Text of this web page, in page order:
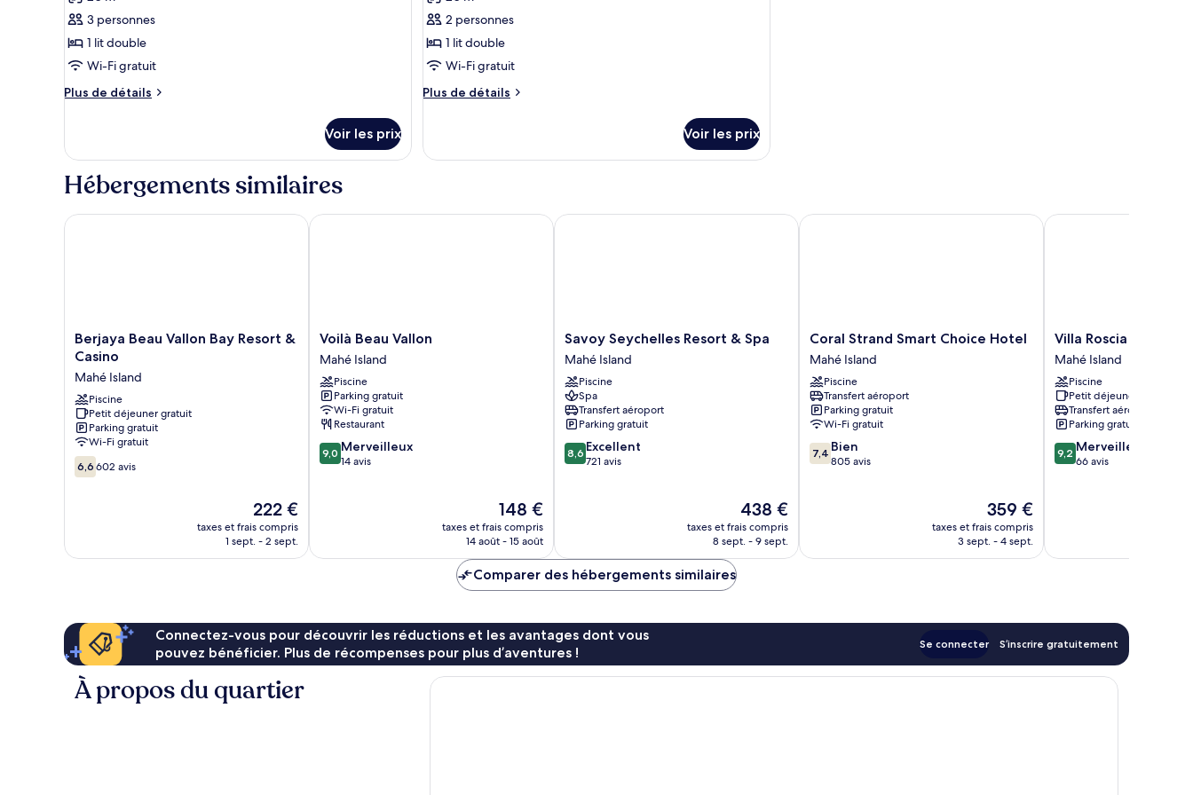
Deluxe
photos
pour
ce
type
de
Chambre
Triple
Standard
3 personnes
1 lit double
Wi-Fi gratuit
Plus de détails
Plus
le
type
de
Chambre
Voir les prix
photos
pour
ce
type
de
Chambre
standard
2 personnes
1 lit double
Wi-Fi gratuit
Plus de détails
Plus
le
Chambre
Voir les prix
Hébergements similaires
Berjaya
Beau
Bay
Resort
&
Casino
Mahé
Island
Berjaya Beau Vallon Bay Resort &
Casino
Mahé Island
Piscine
Petit déjeuner gratuit
Parking gratuit
Wi-Fi gratuit
6.6
sur
6,6 602 avis
Le
nouveau
prix
222 €
taxes et frais compris
1 sept. - 2 sept.
Berjaya Beau Vallon Bay Resort & Casino
Voilà
Beau
Vallon
Mahé
Island
Voilà Beau Vallon
Mahé Island
Piscine
Parking gratuit
Wi-Fi gratuit
Restaurant
9.0
sur
9,0 Merveilleux
14 avis
Le
nouveau
prix
de
148 €
148 €
taxes et frais compris
14 août - 15 août
Voilà Beau Vallon
Savoy
Seychelles
Resort
&
Spa
Mahé
Island
Savoy Seychelles Resort & Spa
Mahé Island
Piscine
Spa
Transfert aéroport
Parking gratuit
8.6
sur
8,6 Excellent
721 avis
Le
nouveau
prix
438 €
taxes et frais compris
8 sept. - 9 sept.
Savoy Seychelles Resort & Spa
Coral
Strand
Smart
Choice
Hotel
Mahé
Island
Coral Strand Smart Choice Hotel
Mahé Island
Piscine
Transfert aéroport
Parking gratuit
Wi-Fi gratuit
7.4
sur
7,4 Bien
805 avis
Le
nouveau
prix
359 €
taxes et frais compris
3 sept. - 4 sept.
Coral Strand Smart Choice Hotel
Villa
Roscia
Mahé
Island
Villa Roscia
Mahé Island
Piscine
Petit déjeuner gratuit
Transfert aéroport
Parking gratuit
9.2
sur
9,2 Merveilleux
66 avis
Villa Roscia
Comparer des hébergements similaires
Connectez-vous pour découvrir les réductions et les avantages dont vous
pouvez bénéficier. Plus de récompenses pour plus d’aventures !
Se connecter S’inscrire gratuitement
À propos du quartier